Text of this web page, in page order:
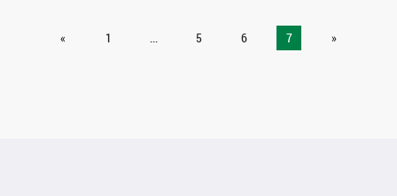
« 1 ... 5 6 7 »